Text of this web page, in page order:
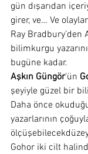
gün dışarıdan
girer, ve… Ve
Ray Bradbury’den
bilimkurgu
bugüne kadar.
Aşkın Güngör’ün
şeyiyle güzel bir
Daha önce
yazarlarının
Gohor iki cilt